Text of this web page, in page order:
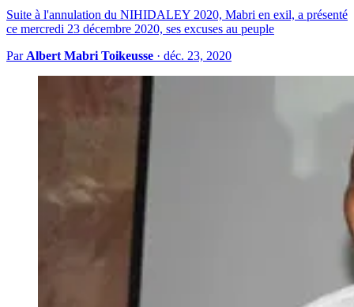
Suite à l'annulation du NIHIDALEY 2020, Mabri en exil, a présenté
ce mercredi 23 décembre 2020, ses excuses au peuple
Par Albert Mabri Toikeusse · déc. 23, 2020